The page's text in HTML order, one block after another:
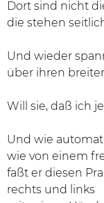
Dort sind nicht
die stehen
Und wieder
über ihren
Will sie, daß ich
Und wie
wie von einem
faßt er diesen
rechts und links